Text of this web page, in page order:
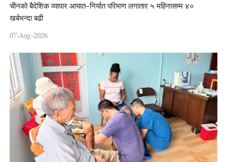
चीनको बैदेशिक व्यापार आयात–निर्यात परिमाण लगातार ५ महिनासम्म ४०
खर्बभन्दा बढी
07-Aug-2026